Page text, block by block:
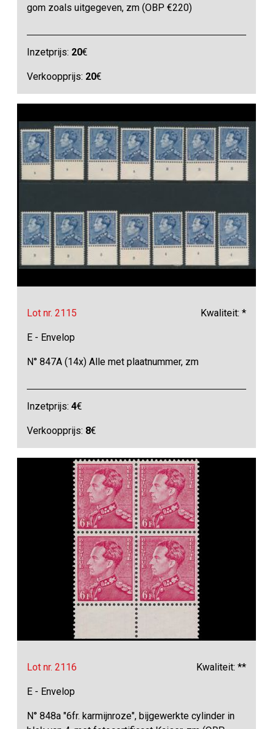
gom zoals uitgegeven, zm (OBP €220)
Inzetprijs: 20€
Verkoopprijs: 20€
Lot nr. 2115 Kwaliteit: *
E - Envelop
N° 847A (14x) Alle met plaatnummer, zm
Inzetprijs:4€
Verkoopprijs: 8€
Lot nr. 2116 Kwaliteit: **
E - Envelop
N° 848a "6fr. karmijnroze", bijgewerkte cylinder in